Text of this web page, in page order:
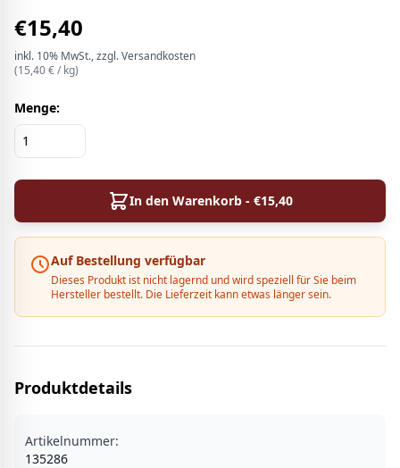
€15,40
inkl. 10% MwSt., zzgl. Versandkosten
(15,40€ /kg)
Menge:
In den Warenkorb - €15,40
Auf Bestellung verfügbar
Dieses Produkt ist nicht lagernd und wird speziell für Sie beim
Hersteller bestellt. Die Lieferzeit kann etwas länger sein.
Produktdetails
Artikelnummer:
135286